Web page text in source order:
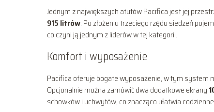
Jednym z największych atutów Pacifica jest jej
915 litrów. Po złożeniu trzeciego rzędu siedzeń
co czyni ją jednym z liderów w tej kategorii.
Komfort i wyposażenie
Pacifica oferuje bogate wyposażenie, w tym system
Opcjonalnie można zamówić dwa dodatkowe ekrany
schowków i uchwytów, co znacząco ułatwia